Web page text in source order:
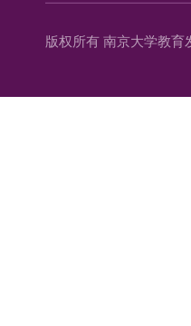
版权所有 南京大学教育